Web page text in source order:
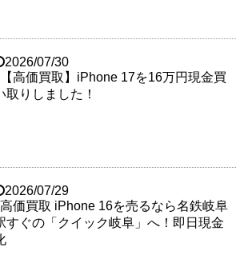
2026/07/30
【高価買取】iPhone 17を16万円現金買
取りしました！
2026/07/29
高価買取 iPhone 16を売るなら名鉄岐阜
すぐの「クイック岐阜」へ！即日現金